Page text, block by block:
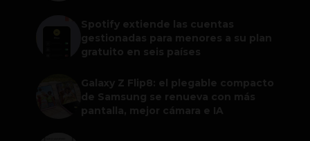
Spotify extiende las cuentas
gestionadas para menores a su plan
gratuito en seis países
Galaxy Z Flip8: el plegable compacto
de Samsung se renueva con más
pantalla, mejor cámara e IA